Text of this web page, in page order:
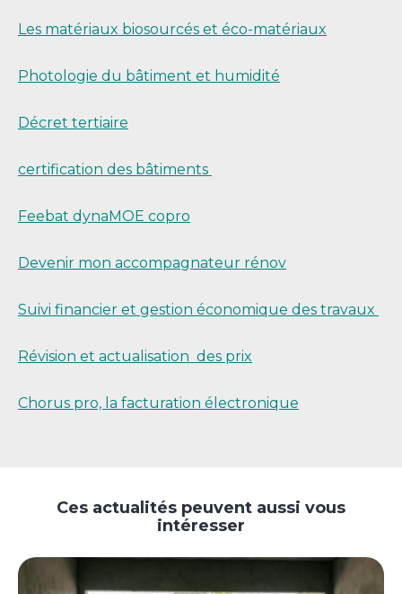
Les matériaux biosourcés et éco-matériaux
Photologie du bâtiment et humidité
Décret tertiaire
certification des bâtiments
Feebat dynaMOE copro
Devenir mon accompagnateur rénov
Suivi financier et gestion économique des travaux
Révision et actualisation des prix
Chorus pro, la facturation électronique
Ces actualités peuvent aussi vous
intéresser